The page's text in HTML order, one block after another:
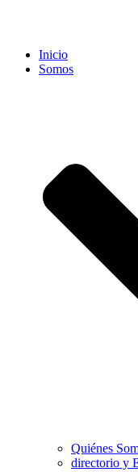
Inicio
Somos
Quiénes
directorio y